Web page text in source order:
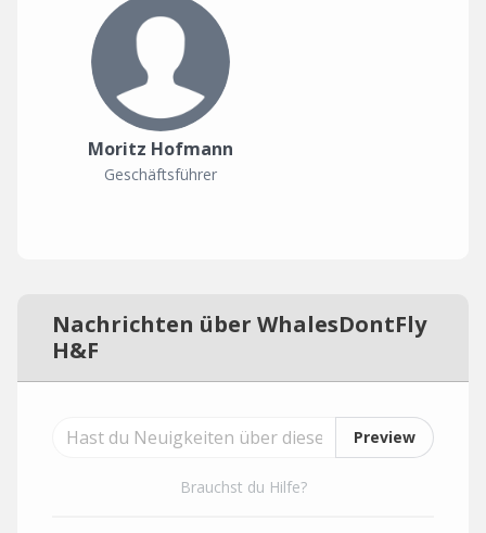
Moritz Hofmann
Geschäftsführer
Nachrichten über WhalesDontFly
H&F
Preview
Brauchst du Hilfe?